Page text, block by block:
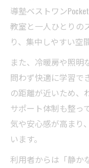
導塾ベストワン
教室と一人ひとりの
り、集中しやすい空
また、冷暖房や照明
問わず快適に学習で
の距離が近いため、
サポート体制も整っ
気や安心感が高まり
います。
利用者からは「静か